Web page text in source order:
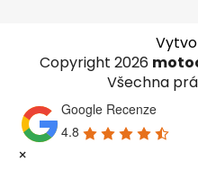
Copyright 2026
Všechna
Google Recenze
4.8
×